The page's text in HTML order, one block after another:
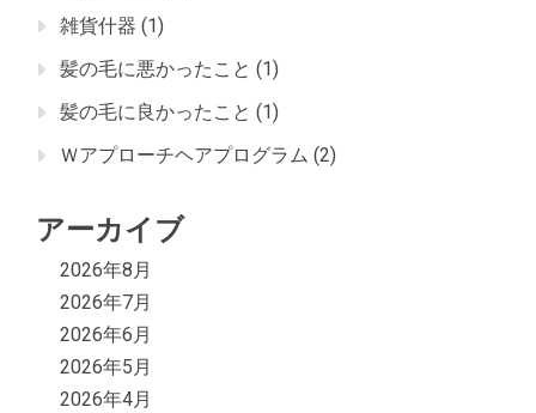
雑貨什器 (1)
髪の毛に悪かったこと (1)
髪の毛に良かったこと (1)
Ｗアプローチヘアプログラム (2)
アーカイブ
2026年8月
2026年7月
2026年6月
2026年5月
2026年4月